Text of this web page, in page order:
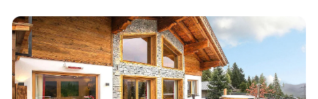
kinderstoel, kinderbed. Internet (Internet (WiFi), gratis). Niet
rokers woning. Rookmelders. 50607-990162-2020